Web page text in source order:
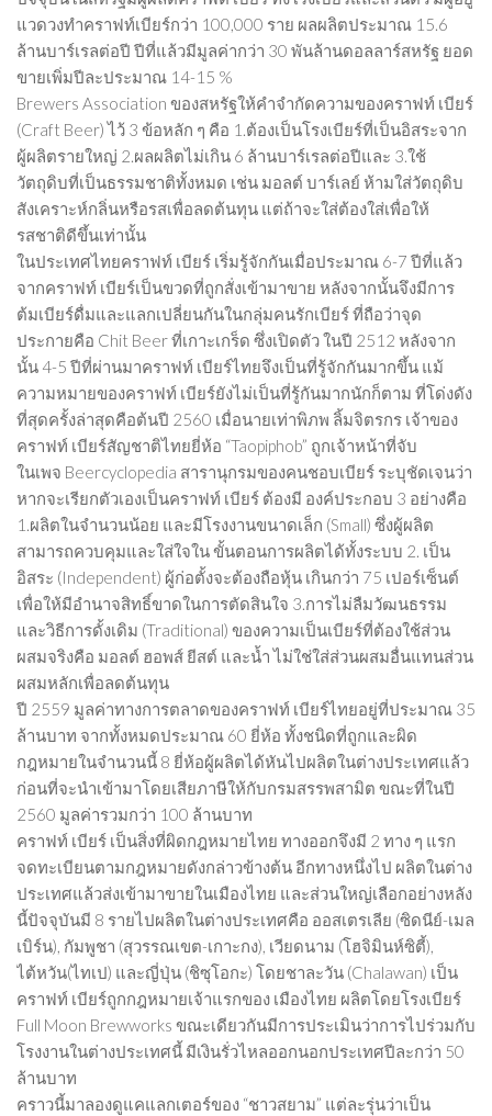
แวดวงทำคราฟท์เบียร์กว่า 100,000 ราย ผลผลิตประมาณ 15.6
ล้านบาร์เรลต่อปี ปีที่แล้วมีมูลค่ากว่า 30 พันล้านดอลลาร์สหรัฐ ยอด
ขายเพิ่มปีละประมาณ 14-15 %
Brewers Association ของสหรัฐให้คำจำกัดความของคราฟท์ เบียร์
(Craft Beer) ไว้ 3 ข้อหลัก ๆ คือ 1.ต้องเป็นโรงเบียร์ที่เป็นอิสระจาก
ผู้ผลิตรายใหญ่ 2.ผลผลิตไม่เกิน 6 ล้านบาร์เรลต่อปีและ 3.ใช้
วัตถุดิบที่เป็นธรรมชาติทั้งหมด เช่น มอลต์ บาร์เลย์ ห้ามใส่วัตถุดิบ
สังเคราะห์กลิ่นหรือรสเพื่อลดต้นทุน แต่ถ้าจะใส่ต้องใส่เพื่อให้
รสชาติดีขึ้นเท่านั้น
ในประเทศไทยคราฟท์ เบียร์ เริ่มรู้จักกันเมื่อประมาณ 6-7 ปีที่แล้ว
จากคราฟท์ เบียร์เป็นขวดที่ถูกสั่งเข้ามาขาย หลังจากนั้นจึงมีการ
ต้มเบียร์ดื่มและแลกเปลี่ยนกันในกลุ่มคนรักเบียร์ ที่ถือว่าจุด
ประกายคือ Chit Beer ที่เกาะเกร็ด ซึ่งเปิดตัว ในปี 2512 หลังจาก
นั้น 4-5 ปีที่ผ่านมาคราฟท์ เบียร์ไทยจึงเป็นที่รู้จักกันมากขึ้น แม้
ความหมายของคราฟท์ เบียร์ยังไม่เป็นที่รู้กันมากนักก็ตาม ที่โด่งดัง
ที่สุดครั้งล่าสุดคือต้นปี 2560 เมื่อนายเท่าพิภพ ลิ้มจิตรกร เจ้าของ
คราฟท์ เบียร์สัญชาติไทยยี่ห้อ “Taopiphob” ถูกเจ้าหน้าที่จับ
ในเพจ Beercyclopedia สารานุกรมของคนชอบเบียร์ ระบุชัดเจนว่า
หากจะเรียกตัวเองเป็นคราฟท์ เบียร์ ต้องมี องค์ประกอบ 3 อย่างคือ
1.ผลิตในจำนวนน้อย และมีโรงงานขนาดเล็ก (Small) ซึ่งผู้ผลิต
สามารถควบคุมและใส่ใจใน ขั้นตอนการผลิตได้ทั้งระบบ 2. เป็น
อิสระ (Independent) ผู้ก่อตั้งจะต้องถือหุ้น เกินกว่า 75 เปอร์เซ็นต์
เพื่อให้มีอำนาจสิทธิ์ขาดในการตัดสินใจ 3.การไม่ลืมวัฒนธรรม
และวิธีการดั้งเดิม (Traditional) ของความเป็นเบียร์ที่ต้องใช้ส่วน
ผสมจริงคือ มอลต์ ฮอพส์ ยีสต์ และน้ำ ไม่ใช่ใส่ส่วนผสมอื่นแทนส่วน
ผสมหลักเพื่อลดต้นทุน
ปี 2559 มูลค่าทางการตลาดของคราฟท์ เบียร์ไทยอยู่ที่ประมาณ 35
ล้านบาท จากทั้งหมดประมาณ 60 ยี่ห้อ ทั้งชนิดที่ถูกและผิด
กฎหมายในจำนวนนี้ 8 ยี่ห้อผู้ผลิตได้หันไปผลิตในต่างประเทศแล้ว
ก่อนที่จะนำเข้ามาโดยเสียภาษีให้กับกรมสรรพสามิต ขณะที่ในปี
2560 มูลค่ารวมกว่า 100 ล้านบาท
คราฟท์ เบียร์ เป็นสิ่งที่ผิดกฎหมายไทย ทางออกจึงมี 2 ทาง ๆ แรก
จดทะเบียนตามกฎหมายดังกล่าวข้างต้น อีกทางหนึ่งไป ผลิตในต่าง
ประเทศแล้วส่งเข้ามาขายในเมืองไทย และส่วนใหญ่เลือกอย่างหลัง
นี้ปัจจุบันมี 8 รายไปผลิตในต่างประเทศคือ ออสเตรเลีย (ซิดนีย์-เมล
เบิร์น), กัมพูชา (สุวรรณเขต-เกาะกง), เวียดนาม (โฮจิมินห์ซิตี้),
ไต้หวัน(ไทเป) และญี่ปุ่น (ชิซุโอกะ) โดยชาละวัน (Chalawan) เป็น
คราฟท์ เบียร์ถูกกฎหมายเจ้าแรกของ เมืองไทย ผลิตโดยโรงเบียร์
Full Moon Brewworks ขณะเดียวกันมีการประเมินว่าการไปร่วมกับ
โรงงานในต่างประเทศนี้ มีเงินรั่วไหลออกนอกประเทศปีละกว่า 50
ล้านบาท
คราวนี้มาลองดูแคแลกเตอร์ของ “ชาวสยาม” แต่ละรุ่นว่าเป็น